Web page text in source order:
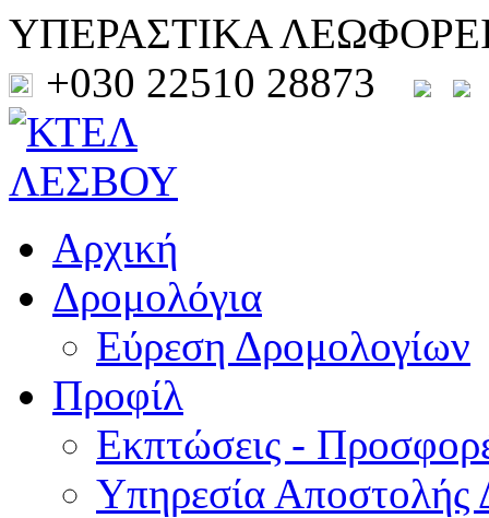
ΥΠΕΡΑΣΤΙΚΑ
+030 22510 28873
Αρχική
Δρομολόγια
Εύρεση Δρομολογίων
Προφίλ
Εκπτώσεις -
Υπηρεσία Αποστολής